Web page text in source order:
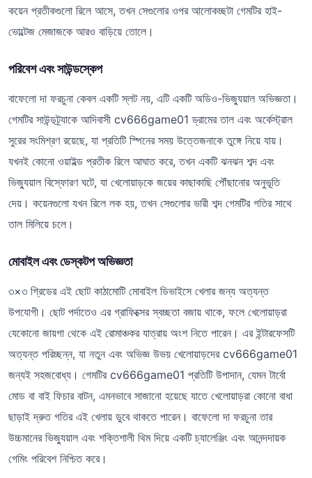
কয়েন প্রতীকগুলো রিলে আসে, তখন সেগুলোর ওপর আলোকচ্ছটা গেমটির হাই-
ভোল্টেজ মেজাজকে আরও বাড়িয়ে তোলে।
পরিবেশ এবং সাউন্ডস্কেপ
বাফেলো দা ফরচুনা কেবল একটি স্লট নয়, এটি একটি অডিও-ভিজ্যুয়াল অভিজ্ঞতা।
গেমটির সাউন্ডট্র্যাকে আদিবাসী cv666game01 ড্রামের তাল এবং অর্কেস্ট্রাল
সুরের সংমিশ্রণ রয়েছে, যা প্রতিটি স্পিনের সময় উত্তেজনাকে তুঙ্গে নিয়ে যায়।
যখনই কোনো ওয়াইল্ড প্রতীক রিলে আঘাত করে, তখন একটি ঝনঝন শব্দ এবং
ভিজ্যুয়াল বিস্ফোরণ ঘটে, যা খেলোয়াড়কে জয়ের কাছাকাছি পৌঁছানোর অনুভূতি
দেয়। কয়েনগুলো যখন রিলে লক হয়, তখন সেগুলোর ভারী শব্দ গেমটির গতির সাথে
তাল মিলিয়ে চলে।
মোবাইল এবং ডেস্কটপ অভিজ্ঞতা
৩×৩ গ্রিডের এই ছোট কাঠামোটি মোবাইল ডিভাইসে খেলার জন্য অত্যন্ত
উপযোগী। ছোট পর্দাতেও এর গ্রাফিক্সের স্বচ্ছতা বজায় থাকে, ফলে খেলোয়াড়রা
যেকোনো জায়গা থেকে এই রোমাঞ্চকর যাত্রায় অংশ নিতে পারেন। এর ইন্টারফেসটি
অত্যন্ত পরিচ্ছন্ন, যা নতুন এবং অভিজ্ঞ উভয় খেলোয়াড়দের cv666game01
জন্যই সহজবোধ্য। গেমটির cv666game01 প্রতিটি উপাদান, যেমন টার্বো
মোড বা বাই ফিচার বাটন, এমনভাবে সাজানো হয়েছে যাতে খেলোয়াড়রা কোনো বাধা
ছাড়াই দ্রুত গতির এই খেলায় ডুবে থাকতে পারেন। বাফেলো দা ফরচুনা তার
উচ্চমানের ভিজ্যুয়াল এবং শক্তিশালী থিম দিয়ে একটি চ্যালেঞ্জিং এবং আনন্দদায়ক
গেমিং পরিবেশ নিশ্চিত করে।